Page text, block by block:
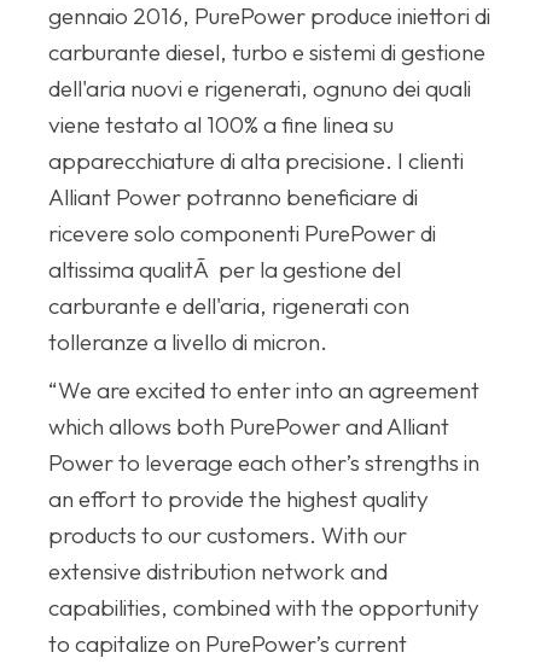
gennaio 2016, PurePower produce iniettori di
carburante diesel, turbo e sistemi di gestione
dell'aria nuovi e rigenerati, ognuno dei quali
viene testato al 100% a fine linea su
apparecchiature di alta precisione. I clienti
Alliant Power potranno beneficiare di
ricevere solo componenti PurePower di
altissima qualitÃ per la gestione del
carburante e dell'aria, rigenerati con
tolleranze a livello di micron.
“We are excited to enter into an agreement
which allows both PurePower and Alliant
Power to leverage each other’s strengths in
an effort to provide the highest quality
products to our customers. With our
extensive distribution network and
capabilities, combined with the opportunity
to capitalize on PurePower’s current